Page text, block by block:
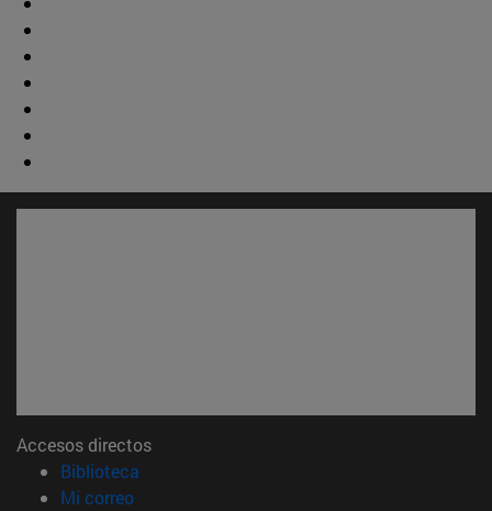
Accesos directos
Biblioteca
Mi correo(abre en nueva ventana)